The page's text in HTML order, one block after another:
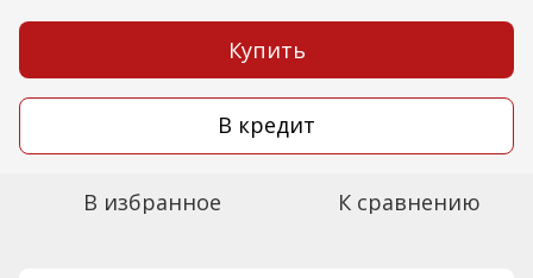
Купить
В кредит
В избранное К сравнению